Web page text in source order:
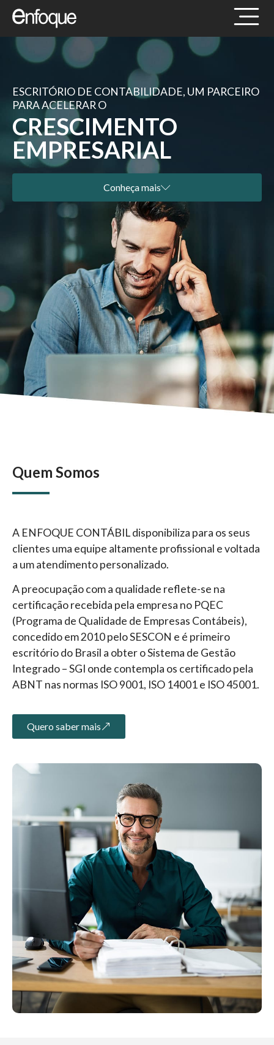
ESCRITÓRIO DE CONTABILIDADE, UM PARCEIRO
PARA ACELERAR O
CRESCIMENTO
EMPRESARIAL
Conheça mais
Quem Somos
A ENFOQUE CONTÁBIL disponibiliza para os seus
clientes uma equipe altamente profissional e voltada
a um atendimento personalizado.
A preocupação com a qualidade reflete-se na
certificação recebida pela empresa no PQEC
(Programa de Qualidade de Empresas Contábeis),
concedido em 2010 pelo SESCON e é primeiro
escritório do Brasil a obter o Sistema de Gestão
Integrado – SGI onde contempla os certificado pela
ABNT nas normas ISO 9001, ISO 14001 e ISO 45001.
Quero saber mais